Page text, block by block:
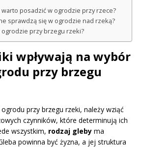
posadzić w ogrodzie przy rzece?
sprawdzą się w ogrodzie nad rzeką?
ogrodzie przy brzegu rzeki?
wpływają na wybór
przy brzegu
przy brzegu rzeki, należy wziąć
czynników, które determinują ich
wszystkim, rodzaj gleby ma
powinna być żyzna, a jej struktura